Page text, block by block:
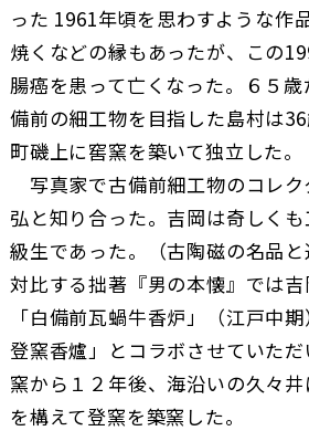
った 1961年頃を思わすような作
焼くなどの縁もあったが、この
腸癌を患って亡くなった。６５歳
備前の細工物を目指した島村は
町磯上に窖窯を築いて独立した。
写真家で古備前細工物のコレク
弘と知り合った。吉岡は奇しく
級生であった。（古陶磁の名品
対比する拙著『男の本懐』では
「白備前瓦蝸牛香炉」（江戸中
登窯香爐」とコラボさせていた
窯から１２年後、海沿いの久々
を構えて登窯を築窯した。